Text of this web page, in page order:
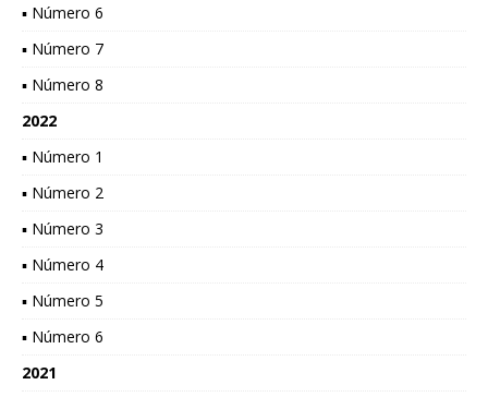
▪ Número 6
▪ Número 7
▪ Número 8
2022
▪ Número 1
▪ Número 2
▪ Número 3
▪ Número 4
▪ Número 5
▪ Número 6
2021